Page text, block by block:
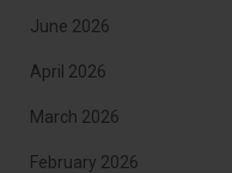
June 2026
April 2026
March 2026
February 2026